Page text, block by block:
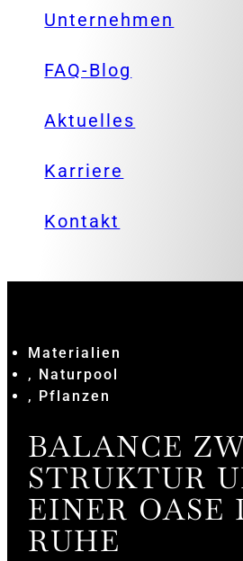
Unternehmen
FAQ-Blog
Aktuelles
Karriere
Kontakt
Materialien
, Naturpool
, Pflanzen
BALANCE
STRUKTUR
EINER OASE
RUHE